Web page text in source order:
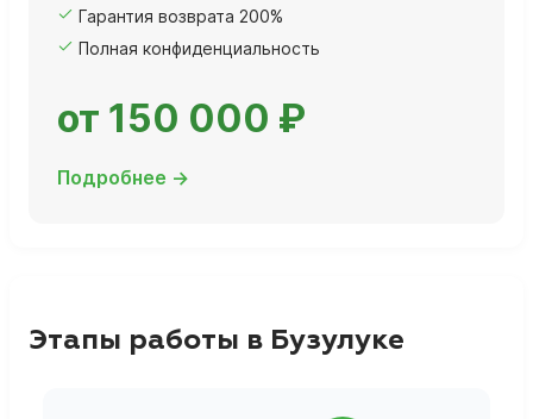
Гарантия возврата 200%
Полная конфиденциальность
от 150 000 ₽
Подробнее →
Этапы работы в Бузулуке